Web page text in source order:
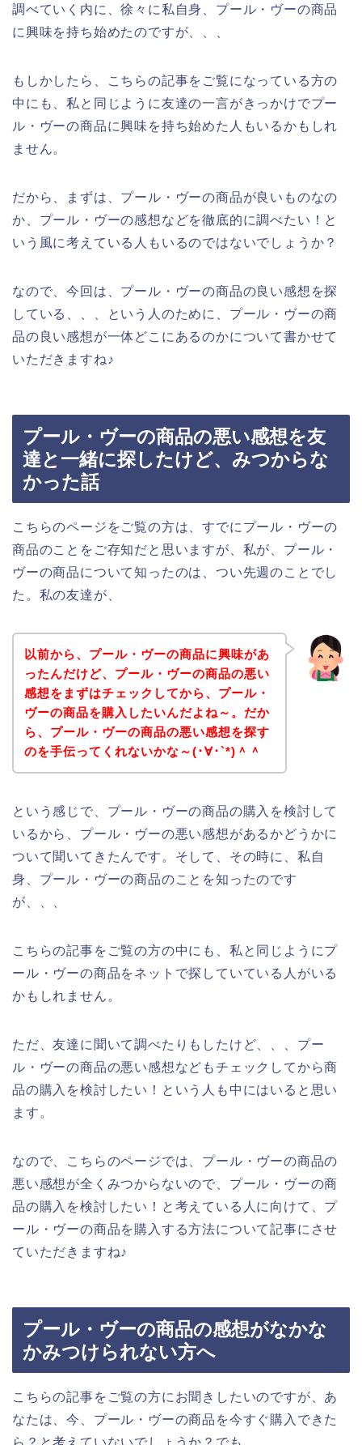
調べていく内に、徐々に私自身、プール・ヴーの商品
に興味を持ち始めたのですが、、、
もしかしたら、こちらの記事をご覧になっている方の
中にも、私と同じように友達の一言がきっかけでプー
ル・ヴーの商品に興味を持ち始めた人もいるかもしれ
ません。
だから、まずは、プール・ヴーの商品が良いものなの
か、プール・ヴーの感想などを徹底的に調べたい！と
いう風に考えている人もいるのではないでしょうか？
なので、今回は、プール・ヴーの商品の良い感想を探
している、、、という人のために、プール・ヴーの商
品の良い感想が一体どこにあるのかについて書かせて
いただきますね♪
プール・ヴーの商品の悪い感想を友
達と一緒に探したけど、みつからな
かった話
こちらのページをご覧の方は、すでにプール・ヴーの
商品のことをご存知だと思いますが、私が、プール・
ヴーの商品について知ったのは、つい先週のことでし
た。私の友達が、
以前から、プール・ヴーの商品に興味があ
ったんだけど、プール・ヴーの商品の悪い
感想をまずはチェックしてから、プール・
ヴーの商品を購入したいんだよね～。だか
ら、プール・ヴーの商品の悪い感想を探す
のを手伝ってくれないかな～(･∀･`*)＾＾
という感じで、プール・ヴーの商品の購入を検討して
いるから、プール・ヴーの悪い感想があるかどうかに
ついて聞いてきたんです。そして、その時に、私自
身、プール・ヴーの商品のことを知ったのです
が、、、
こちらの記事をご覧の方の中にも、私と同じようにプ
ール・ヴーの商品をネットで探していている人がいる
かもしれません。
ただ、友達に聞いて調べたりもしたけど、、、プー
ル・ヴーの商品の悪い感想などもチェックしてから商
品の購入を検討したい！という人も中にはいると思い
ます。
なので、こちらのページでは、プール・ヴーの商品の
悪い感想が全くみつからないので、プール・ヴーの商
品の購入を検討したい！と考えている人に向けて、プ
ール・ヴーの商品を購入する方法について記事にさせ
ていただきますね♪
プール・ヴーの商品の感想がなかな
かみつけられない方へ
こちらの記事をご覧の方にお聞きしたいのですが、あ
なたは、今、プール・ヴーの商品を今すぐ購入できた